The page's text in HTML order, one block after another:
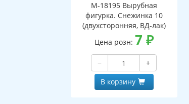
М-18195 Вырубная
фигурка. Снежинка 10
(двухсторонняя, ВД-лак)
Цена розн: 7 ₽
−
+
В корзину